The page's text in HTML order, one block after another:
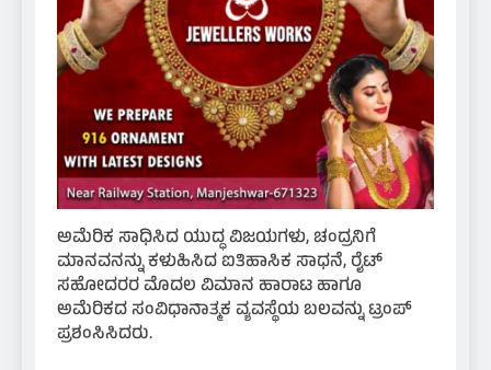
ಅಮೆರಿಕ ಸಾಧಿಸಿದ ಯುದ್ಧ ವಿಜಯಗಳು, ಚಂದ್ರನಿಗೆ
ಮಾನವನನ್ನು ಕಳುಹಿಸಿದ ಐತಿಹಾಸಿಕ ಸಾಧನೆ, ರೈಟ್
ಸಹೋದರರ ಮೊದಲ ವಿಮಾನ ಹಾರಾಟ ಹಾಗೂ
ಅಮೆರಿಕದ ಸಂವಿಧಾನಾತ್ಮಕ ವ್ಯವಸ್ಥೆಯ ಬಲವನ್ನು ಟ್ರಂಪ್
ಪ್ರಶಂಸಿಸಿದರು.